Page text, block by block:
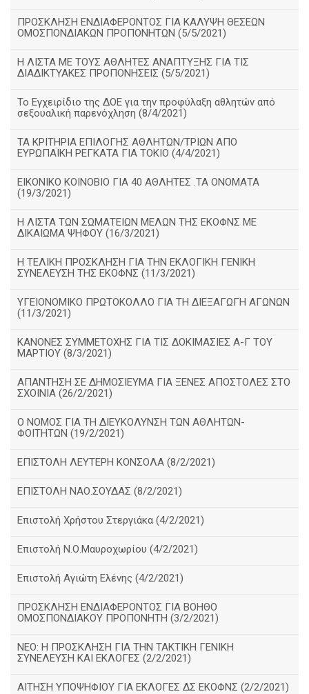
ΠΡΟΣΚΛΗΣΗ ΕΝΔΙΑΦΕΡΟΝΤΟΣ ΓΙΑ ΚΑΛΥΨΗ ΘΕΣΕΩΝ
ΟΜΟΣΠΟΝΔΙΑΚΩΝ ΠΡΟΠΟΝΗΤΩΝ (5/5/2021)
H ΛΙΣΤΑ ΜΕ ΤΟΥΣ ΑΘΛΗΤΕΣ ΑΝΑΠΤΥΞΗΣ ΓΙΑ ΤΙΣ
ΔΙΑΔΙΚΤΥΑΚΕΣ ΠΡΟΠΟΝΗΣΕΙΣ (5/5/2021)
Το Εγχειρίδιο της ΔΟΕ για την προφύλαξη αθλητών από
σεξουαλική παρενόχληση (8/4/2021)
ΤΑ ΚΡΙΤΗΡΙΑ ΕΠΙΛΟΓΗΣ ΑΘΛΗΤΩΝ/ΤΡΙΩΝ ΑΠΟ
ΕΥΡΩΠΑΪΚΗ ΡΕΓΚΑΤΑ ΓΙΑ ΤΟΚΙΟ (4/4/2021)
ΕΙΚΟΝΙΚΟ ΚΟΙΝΟΒΙΟ ΓΙΑ 40 ΑΘΛΗΤΕΣ .ΤΑ ΟΝΟΜΑΤΑ
(19/3/2021)
Η ΛΙΣΤΑ ΤΩΝ ΣΩΜΑΤΕΙΩΝ ΜΕΛΩΝ ΤΗΣ ΕΚΟΦΝΣ ΜΕ
ΔΙΚΑΙΩΜΑ ΨΗΦΟΥ (16/3/2021)
Η ΤΕΛΙΚΗ ΠΡΟΣΚΛΗΣΗ ΓΙΑ ΤΗΝ ΕΚΛΟΓΙΚΗ ΓΕΝΙΚΗ
ΣΥΝΕΛΕΥΣΗ ΤΗΣ ΕΚΟΦΝΣ (11/3/2021)
ΥΓΕΙΟΝΟΜΙΚΟ ΠΡΩΤΟΚΟΛΛΟ ΓΙΑ ΤΗ ΔΙΕΞΑΓΩΓΗ ΑΓΩΝΩΝ
(11/3/2021)
ΚΑΝΟΝΕΣ ΣΥΜΜΕΤΟΧΗΣ ΓΙΑ ΤΙΣ ΔΟΚΙΜΑΣΙΕΣ Α-Γ ΤΟΥ
ΜΑΡΤΙΟΥ (8/3/2021)
ΑΠΑΝΤΗΣΗ ΣΕ ΔΗΜΟΣΙΕΥΜΑ ΓΙΑ ΞΕΝΕΣ ΑΠΟΣΤΟΛΕΣ ΣΤΟ
ΣΧΟΙΝΙΑ (26/2/2021)
Ο ΝΟΜΟΣ ΓΙΑ ΤΗ ΔΙΕΥΚΟΛΥΝΣΗ ΤΩΝ ΑΘΛΗΤΩΝ-
ΦΟΙΤΗΤΩΝ (19/2/2021)
ΕΠΙΣΤΟΛΗ ΛΕΥΤΕΡΗ ΚΟΝΣΟΛΑ (8/2/2021)
ΕΠΙΣΤΟΛΗ ΝΑΟ.ΣΟΥΔΑΣ (8/2/2021)
Επιστολή Χρήστου Στεργιάκα (4/2/2021)
Επιστολή Ν.Ο.Μαυροχωρίου (4/2/2021)
Επιστολή Αγιώτη Ελένης (4/2/2021)
ΠΡΟΣΚΛΗΣΗ ΕΝΔΙΑΦΕΡΟΝΤΟΣ ΓΙΑ ΒΟΗΘΟ
ΟΜΟΣΠΟΝΔΙΑΚΟΥ ΠΡΟΠΟΝΗΤΗ (3/2/2021)
ΝΕΟ: Η ΠΡΟΣΚΛΗΣΗ ΓΙΑ ΤΗΝ ΤΑΚΤΙΚΗ ΓΕΝΙΚΗ
ΣΥΝΕΛΕΥΣΗ ΚΑΙ ΕΚΛΟΓΕΣ (2/2/2021)
ΑΙΤΗΣΗ ΥΠΟΨΗΦΙΟΥ ΓΙΑ ΕΚΛΟΓΕΣ ΔΣ ΕΚΟΦΝΣ (2/2/2021)